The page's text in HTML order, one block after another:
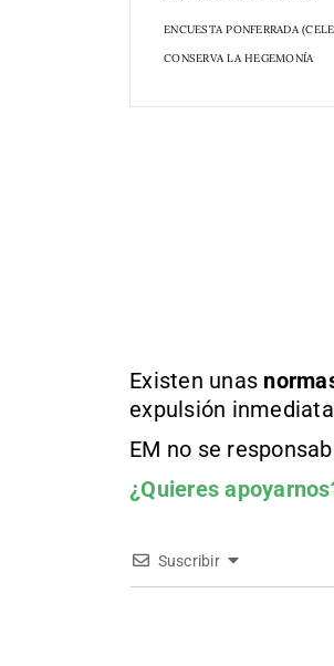
ENCUESTA PONFERRADA
CONSERVA LA HEGEMONÍA
Existen unas
expulsión
EM no se
¿Quieres
Suscribir